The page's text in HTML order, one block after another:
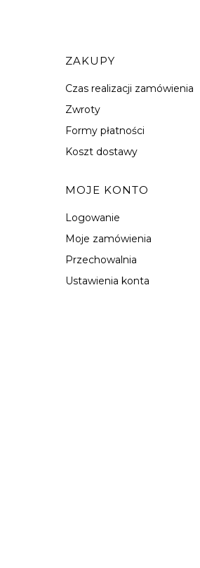
Linki w stopce
ZAKUPY
Czas realizacji zamówienia
Zwroty
Formy płatności
Koszt dostawy
MOJE KONTO
Logowanie
Moje zamówienia
Przechowalnia
Ustawienia konta